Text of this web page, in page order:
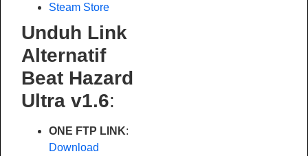
Steam Store
Unduh Link
Alternatif
Beat Hazard
Ultra v1.6:
ONE FTP LINK:
Download